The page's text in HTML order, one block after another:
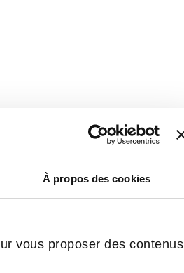
À propos des cookies
vous proposer des contenus